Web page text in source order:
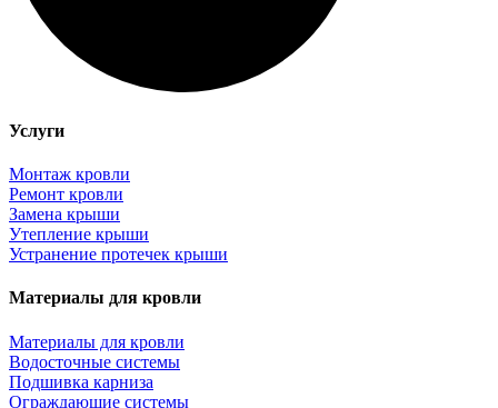
Услуги
Монтаж кровли
Ремонт кровли
Замена крыши
Утепление крыши
Устранение протечек крыши
Материалы для кровли
Материалы для кровли
Водосточные системы
Подшивка карниза
Ограждающие системы